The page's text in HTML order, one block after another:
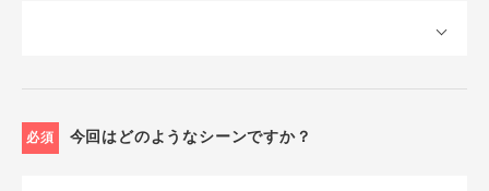
必須 今回はどのようなシーンですか？